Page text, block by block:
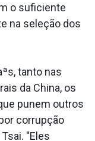
o suficiente
na seleção dos
tanto nas
da China, os
punem outros
corrupção
"Eles